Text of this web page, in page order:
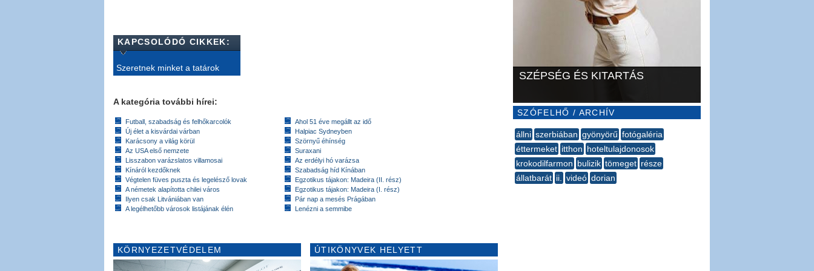
KAPCSOLÓDÓ CIKKEK:
Szeretnek minket a tatárok
A kategória további hírei:
Futball, szabadság és felhőkarcolók
Új élet a kisvárdai várban
Karácsony a világ körül
Az USA első nemzete
Lisszabon varázslatos villamosai
Kínáról kezdőknek
Végtelen füves puszta és legelésző lovak
A németek alapította chilei város
Ilyen csak Litvániában van
A legélhetőbb városok listájának élén
Ahol 51 éve megállt az idő
Halpiac Sydneyben
Szörnyű éhínség
Suraxani
Az erdélyi hó varázsa
Szabadság híd Kínában
Egzotikus tájakon: Madeira (II. rész)
Egzotikus tájakon: Madeira (I. rész)
Pár nap a mesés Prágában
Lenézni a semmibe
KÖRNYEZETVÉDELEM ÚTIKÖNYVEK HELYETT
SZÉPSÉG ÉS KITARTÁS
SZÓFELHŐ / ARCHÍV
állni szerbiában gyönyörű fotógaléria
éttermeket itthon hoteltulajdonosok
krokodilfarmon bulizik tömeget része
állatbarát ii. videó dorian